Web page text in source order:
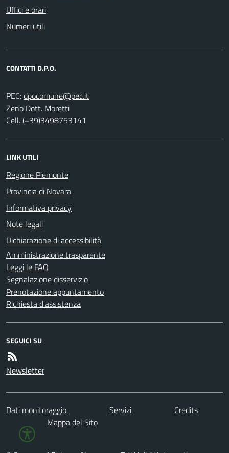
Uffici e orari
Numeri utili
CONTATTI D.P.O.
PEC:
Zeno Dott. Moretti
Cell. (+39)3498753141
LINK UTILI
Regione Piemonte
Provincia di Novara
Informativa privacy
Note legali
Dichiarazione di accessibilità
Amministrazione trasparente
Leggi le FAQ
Segnalazione disservizio
Prenotazione appuntamento
Richiesta d'assistenza
SEGUICI SU
Newsletter
Dati monitoraggio Servizi
Credits
Mappa del Sito